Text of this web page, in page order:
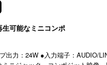
可能なミニコンポ
出力：24W ●入力端子：AUDIO/